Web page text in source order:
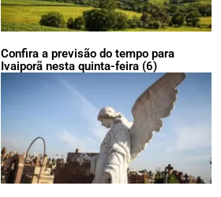
Confira a previsão do tempo para
Ivaiporã nesta quinta-feira (6)